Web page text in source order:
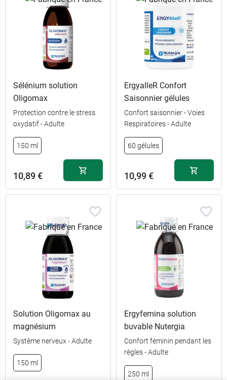
Sélénium solution
Oligomax
Protection contre le stress
oxydatif - Adulte
150 ml
10,89 €
ErgyalleR Confort
Saisonnier gélules
Confort saisonnier - Voies
Respiratoires - Adulte
60 gélules
10,99 €
Solution Oligomax au
magnésium
Système nerveux - Adulte
150 ml
Ergyfemina solution
buvable Nutergia
Confort féminin pendant les
règles - Adulte
250 ml